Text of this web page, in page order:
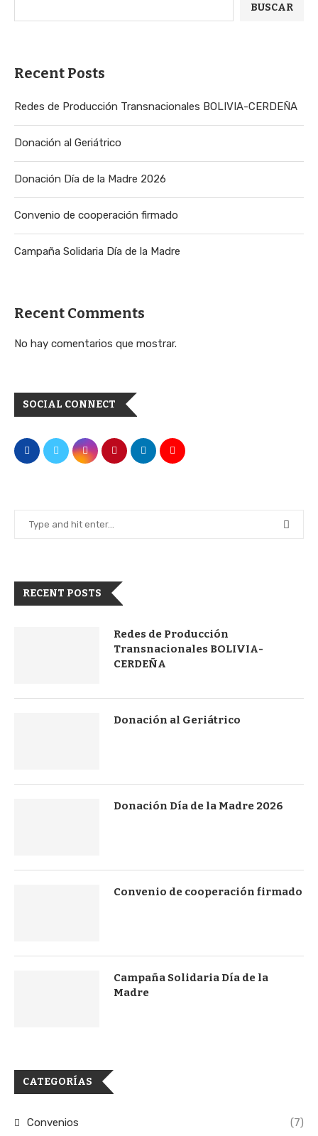
BUSCAR
Recent Posts
Redes de Producción Transnacionales BOLIVIA-CERDEÑA
Donación al Geriátrico
Donación Día de la Madre 2026
Convenio de cooperación firmado
Campaña Solidaria Día de la Madre
Recent Comments
No hay comentarios que mostrar.
SOCIAL CONNECT
RECENT POSTS
Redes de Producción
Transnacionales BOLIVIA-
CERDEÑA
Donación al Geriátrico
Donación Día de la Madre 2026
Convenio de cooperación firmado
Campaña Solidaria Día de la
Madre
CATEGORÍAS
Convenios (7)